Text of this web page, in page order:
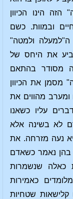
הינו הכיוון
ובמוות. כשם
ולמטה"
את היחס של
מסודר בהתאם
מסמן את הכיוון
מהווים את
עליו כשאנו
לא בשינה אלא
נעה מזרחה. את
בהן נאמר כשאדם
כאלה שנשמרות
כאמירות
שטחיות